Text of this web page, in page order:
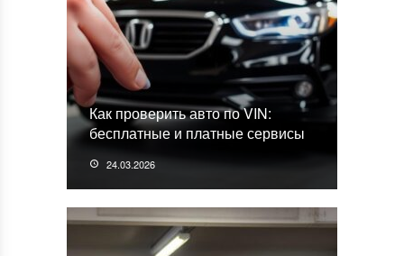
Как проверить авто по VIN:
бесплатные и платные сервисы
24.03.2026